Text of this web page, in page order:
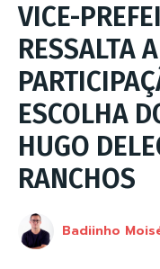
VICE-
RESSALTA
ESCOLHA
HUGO
RANCHOS
Badiinho